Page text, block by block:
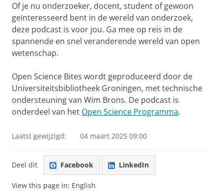
Of je nu onderzoeker, docent, student of gewoon
geïnteresseerd bent in de wereld van onderzoek,
deze podcast is voor jou. Ga mee op reis in de
spannende en snel veranderende wereld van open
wetenschap.
Open Science Bites wordt geproduceerd door de
Universiteitsbibliotheek Groningen, met technische
ondersteuning van Wim Brons. De podcast is
onderdeel van het Open Science Programma.
Laatst gewijzigd: 04 maart 2025 09:00
Deel dit Facebook LinkedIn
View this page in: English